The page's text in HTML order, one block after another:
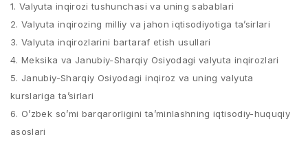
1. Valyuta inqirozi tushunchasi va uning sabablari
2. Valyuta inqirozing milliy va jahon iqtisodiyotiga ta’sirlari
3. Valyuta inqirozlarini bartaraf etish usullari
4. Meksika va Janubiy-Sharqiy Osiyodagi valyuta inqirozlari
5. Janubiy-Sharqiy Osiyodagi inqiroz va uning valyuta
kurslariga ta’sirlari
6. O’zbek so’mi barqarorligini ta’minlashning iqtisodiy-huquqiy
asoslari